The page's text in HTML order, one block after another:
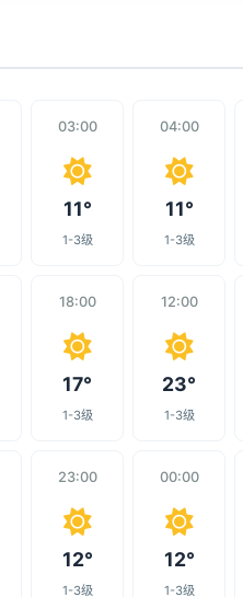
03:00
11°
1-3级
04:00
11°
1-3级
18:00
17°
1-3级
12:00
23°
1-3级
23:00
12°
1-3级
00:00
12°
1-3级